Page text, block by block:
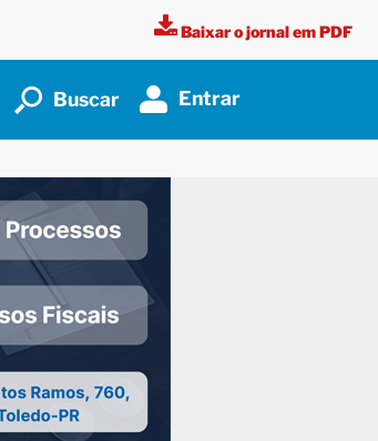
Baixar o jornal em PDF
Buscar Entrar